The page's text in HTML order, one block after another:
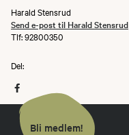
Harald Stensrud
Send e-post til Harald Stensrud
Tlf: 92800350
Del:
Bli medlem!